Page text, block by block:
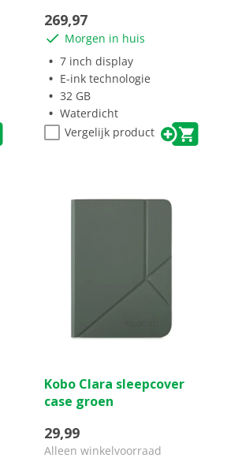
sterren.
2
beoordelingen
269,97
Morgen in huis
7 inch display
E-ink technologie
32 GB
Waterdicht
Vergelijk product
van
de
sterren.
Kobo Clara sleepcover
case groen
29,99
Alleen winkelvoorraad